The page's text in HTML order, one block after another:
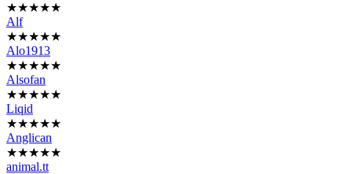
★★★★★
Alf
★★★★★
Alo1913
★★★★★
Alsofan
★★★★★
Liqid
★★★★★
Anglican
★★★★★
animal.tt